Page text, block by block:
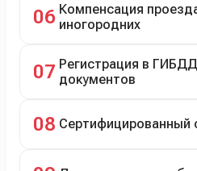
06 Компенсация
иногородних
07 Регистрация в
документов
08 Сертифицированный